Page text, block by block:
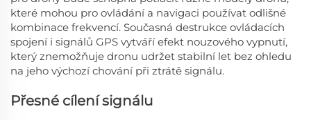
které mohou pro ovládání a navigaci používat odlišné
kombinace frekvencí. Současná destrukce ovládacích
spojení i signálů GPS vytváří efekt nouzového vypnutí,
který znemožňuje dronu udržet stabilní let bez ohledu
na jeho výchozí chování při ztrátě signálu.
Přesné cílení signálu